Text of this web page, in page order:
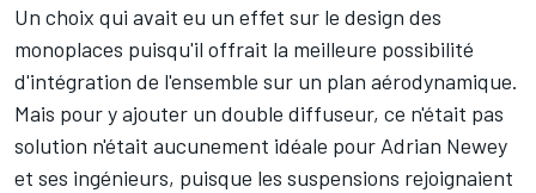
Un choix qui avait eu un effet sur le design des
monoplaces puisqu'il offrait la meilleure possibilité
d'intégration de l'ensemble sur un plan aérodynamique.
Mais pour y ajouter un double diffuseur, ce n'était pas
solution n'était aucunement idéale pour Adrian Newey
et ses ingénieurs, puisque les suspensions rejoignaient